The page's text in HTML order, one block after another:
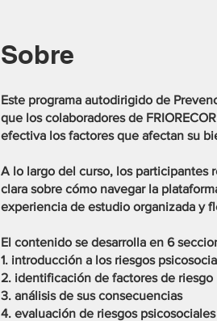
Sobre
Este programa autodirigido de
que los colaboradores de
efectiva los factores que afectan su
A lo largo del curso, los participantes
clara sobre cómo navegar la
experiencia de estudio organizada y
El contenido se desarrolla en 6
1. introducción a los riesgos
2. identificación de factores de riesgo
3. análisis de sus consecuencias
4. evaluación de riesgos psicosociales